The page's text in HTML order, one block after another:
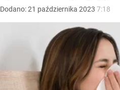
Dodano:21 października 2023 7:18